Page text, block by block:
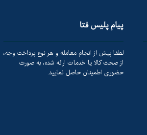
پیام پلیس فتا
لطفا پیش از انجام معامله و هر نوع پرداخت وجه،
از صحت کالا یا خدمات ارائه شده، به صورت
حضوری اطمینان حاصل نمایید.